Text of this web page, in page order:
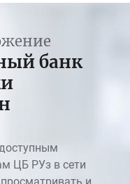
банк
ЦБ РУз в сети